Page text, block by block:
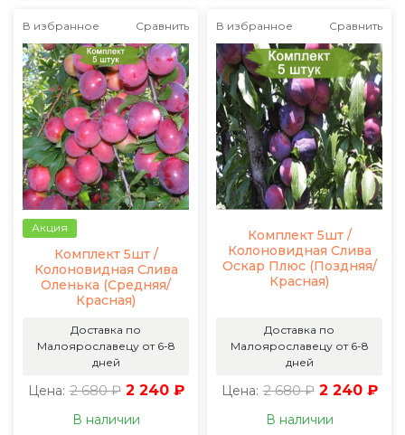
В избранное Сравнить
Акция
Комплект 5шт /
Колоновидная Слива
Оленька (Средняя/
Красная)
Доставка по
Малоярославецу от 6-8
дней
Цена: 2 680 ₽ 2 240 ₽
В наличии
В избранное Сравнить
Комплект 5шт /
Колоновидная Слива
Оскар Плюс (Поздняя/
Красная)
Доставка по
Малоярославецу от 6-8
дней
Цена: 2 680 ₽ 2 240 ₽
В наличии